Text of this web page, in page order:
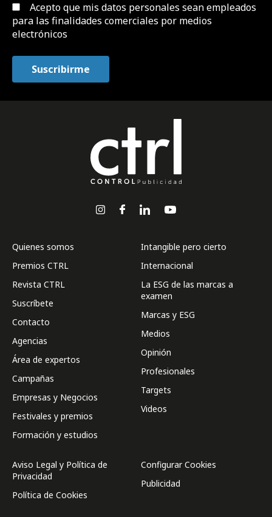
Acepto que mis datos personales sean empleados
para las finalidades comerciales por medios
electrónicos
Quienes somos
Premios CTRL
Revista CTRL
Suscríbete
Contacto
Agencias
Área de expertos
Campañas
Empresas y Negocios
Festivales y premios
Formación y estudios
Intangible pero cierto
Internacional
La ESG de las marcas a
examen
Marcas y ESG
Medios
Opinión
Profesionales
Targets
Videos
Aviso Legal y Política de
Privacidad
Política de Cookies
Configurar Cookies
Publicidad